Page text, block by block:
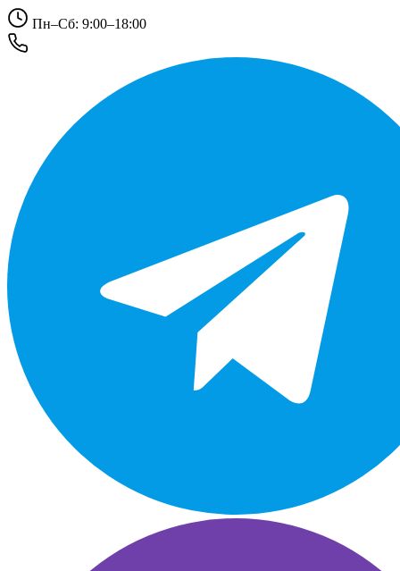
Пн–Сб: 9:00–18:00